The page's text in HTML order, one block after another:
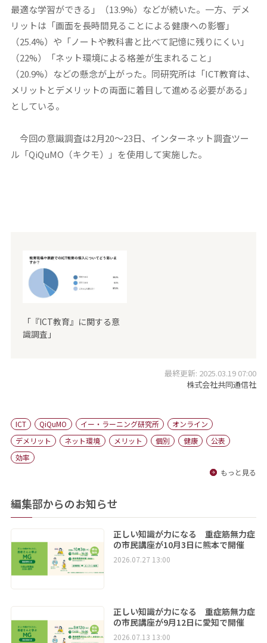
最適な学習ができる」（13.9%）などが続いた。一方、デメ
リットは「画面を長時間見ることによる健康への影響」
（25.4%）や「ノートや教科書と比べて記憶に残りにくい」
（22%）「ネット環境による格差が生まれること」
（20.9%）などの懸念が上がった。同研究所は「ICT教育は、
メリットとデメリットの両面に着目して進める必要がある」
としている。
今回の意識調査は2月20～23日、インターネット調査ツー
ル「QiQuMO（キクモ）」を使用して実施した。
「『ICT教育』に関する意
識調査」
最終更新: 2025.03.19 07:00
株式会社共同通信社
ICT QiQuMO イー・ラーニング研究所
オンライン
デメリット
ネット環境 メリット 個別 健康
公表
効率
もっと見る
編集部からのお知らせ
正しい知識が力になる 重症筋無力症
の市民講座が10月3日に熊本で開催
2026.07.27 13:00
正しい知識が力になる 重症筋無力症
の市民講座が9月12日に愛知で開催
2026.07.13 13:00